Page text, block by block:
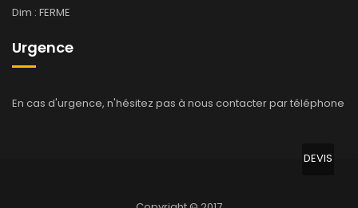
Dim : FERME
Urgence
En cas d'urgence, n'hésitez pas à nous contacter par téléphone
DEVIS